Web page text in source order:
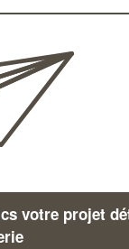
votre projet